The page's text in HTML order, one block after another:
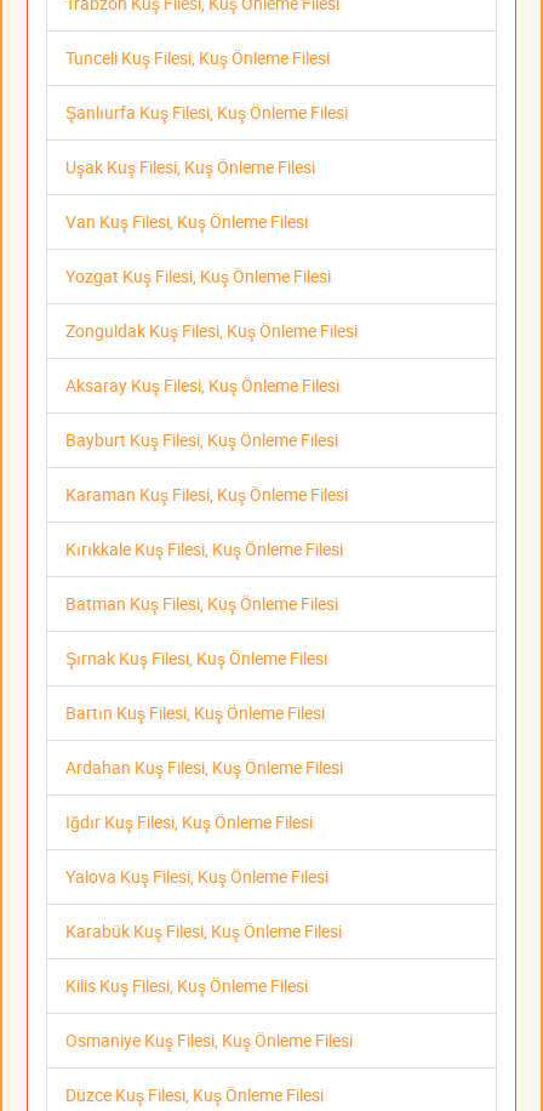
Tunceli Kuş Filesi, Kuş Önleme Filesi
Şanlıurfa Kuş Filesi, Kuş Önleme Filesi
Uşak Kuş Filesi, Kuş Önleme Filesi
Van Kuş Filesi, Kuş Önleme Filesi
Yozgat Kuş Filesi, Kuş Önleme Filesi
Zonguldak Kuş Filesi, Kuş Önleme Filesi
Aksaray Kuş Filesi, Kuş Önleme Filesi
Bayburt Kuş Filesi, Kuş Önleme Filesi
Karaman Kuş Filesi, Kuş Önleme Filesi
Kırıkkale Kuş Filesi, Kuş Önleme Filesi
Batman Kuş Filesi, Kuş Önleme Filesi
Şırnak Kuş Filesi, Kuş Önleme Filesi
Bartın Kuş Filesi, Kuş Önleme Filesi
Ardahan Kuş Filesi, Kuş Önleme Filesi
Iğdır Kuş Filesi, Kuş Önleme Filesi
Yalova Kuş Filesi, Kuş Önleme Filesi
Karabük Kuş Filesi, Kuş Önleme Filesi
Kilis Kuş Filesi, Kuş Önleme Filesi
Osmaniye Kuş Filesi, Kuş Önleme Filesi
Düzce Kuş Filesi, Kuş Önleme Filesi